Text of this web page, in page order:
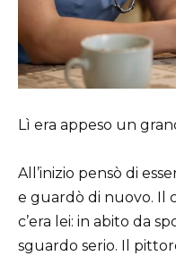
Lì era appeso un
All’inizio pensò di
e guardò di nuovo. Il
c’era lei: in abito da
sguardo serio. Il